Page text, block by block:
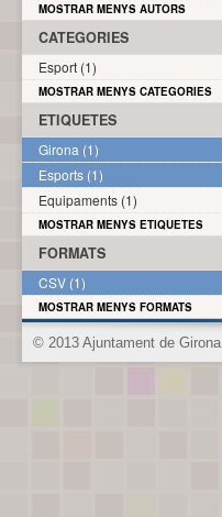
MOSTRAR MENYS AUTORS
CATEGORIES
Esport (1)
MOSTRAR MENYS CATEGORIES
ETIQUETES
Girona (1)
Esports (1)
Equipaments (1)
MOSTRAR MENYS ETIQUETES
FORMATS
CSV (1)
MOSTRAR MENYS FORMATS
© 2013 Ajuntament de Girona